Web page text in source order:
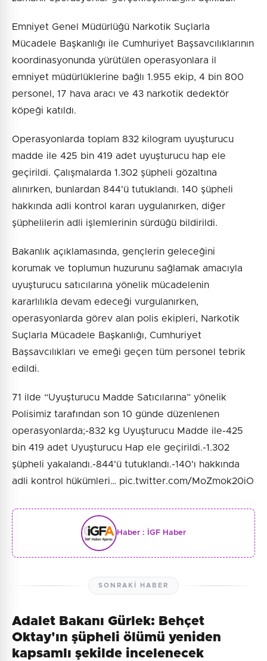
Emniyet Genel Müdürlüğü Narkotik Suçlarla
Mücadele Başkanlığı ile Cumhuriyet Başsavcılıklarının
koordinasyonunda yürütülen operasyonlara il
emniyet müdürlüklerine bağlı 1.955 ekip, 4 bin 800
personel, 17 hava aracı ve 43 narkotik dedektör
köpeği katıldı.
Operasyonlarda toplam 832 kilogram uyuşturucu
madde ile 425 bin 419 adet uyuşturucu hap ele
geçirildi. Çalışmalarda 1.302 şüpheli gözaltına
alınırken, bunlardan 844'ü tutuklandı. 140 şüpheli
hakkında adli kontrol kararı uygulanırken, diğer
şüphelilerin adli işlemlerinin sürdüğü bildirildi.
Bakanlık açıklamasında, gençlerin geleceğini
korumak ve toplumun huzurunu sağlamak amacıyla
uyuşturucu satıcılarına yönelik mücadelenin
kararlılıkla devam edeceği vurgulanırken,
operasyonlarda görev alan polis ekipleri, Narkotik
Suçlarla Mücadele Başkanlığı, Cumhuriyet
Başsavcılıkları ve emeği geçen tüm personel tebrik
edildi.
71 ilde “Uyuşturucu Madde Satıcılarına” yönelik
Polisimiz tarafından son 10 günde düzenlenen
operasyonlarda;-832 kg Uyuşturucu Madde ile-425
bin 419 adet Uyuşturucu Hap ele geçirildi.-1.302
şüpheli yakalandı.-844'ü tutuklandı.-140'ı hakkında
adli kontrol hükümleri… pic.twitter.com/MoZmok20iO
Haber : İGF Haber
SONRAKI HABER
Adalet Bakanı Gürlek: Behçet
Oktay'ın şüpheli ölümü yeniden
kapsamlı şekilde incelenecek